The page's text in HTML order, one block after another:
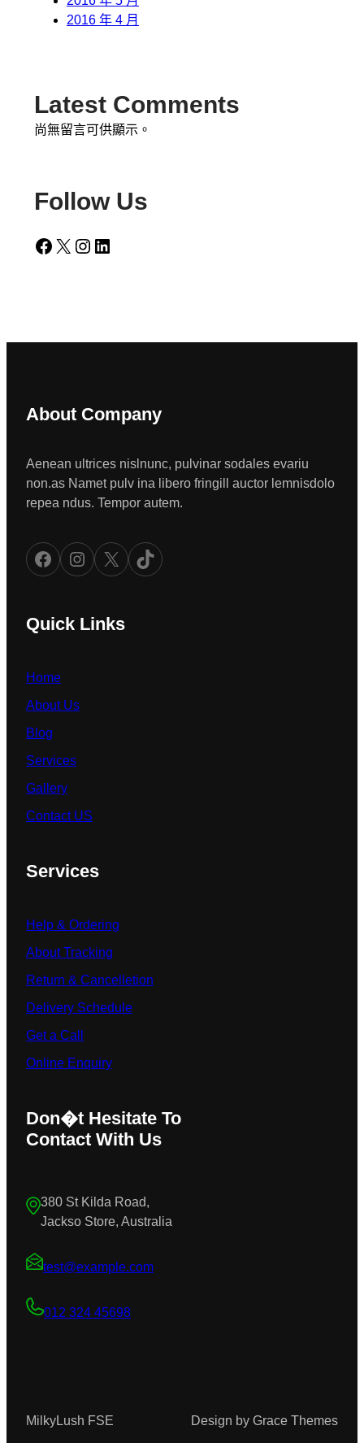
2016 年 4 月
Latest Comments
尚無留言可供顯示。
Follow Us
Facebook X Instagram LinkedIn
About Company
Aenean ultrices nislnunc, pulvinar sodales evariu
non.as Namet pulv ina libero fringill auctor lemnisdolo
repea ndus. Tempor autem.
Facebook Instagram X TikTok
Quick Links
Home
About Us
Blog
Services
Gallery
Contact US
Services
Help & Ordering
About Tracking
Return & Cancelletion
Delivery Schedule
Get a Call
Online Enquiry
Don�t Hesitate To
Contact With Us
380 St Kilda Road,
Jackso Store, Australia
test@example.com
012 324 45698
MilkyLush FSE Design by Grace Themes